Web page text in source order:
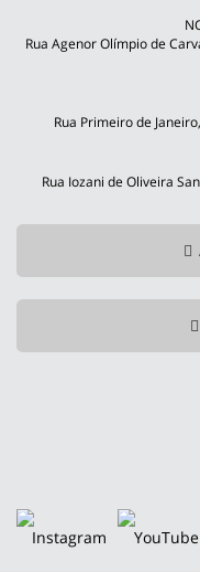
Rua Agenor Olímpio de
Rua Primeiro de
Rua Iozani de Oliveira